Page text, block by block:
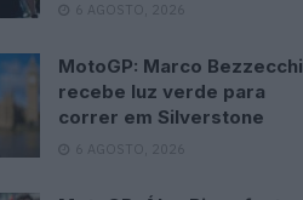
6 AGOSTO, 2026
MotoGP: Marco Bezzecchi
recebe luz verde para
correr em Silverstone
6 AGOSTO, 2026